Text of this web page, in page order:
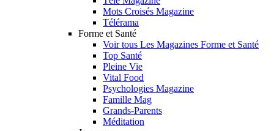
Mots Croisés Magazine
Télérama
Forme et Santé
Voir tous Les Magazines Forme et Santé
Top Santé
Pleine Vie
Vital Food
Psychologies Magazine
Famille Mag
Grands-Parents
Méditation